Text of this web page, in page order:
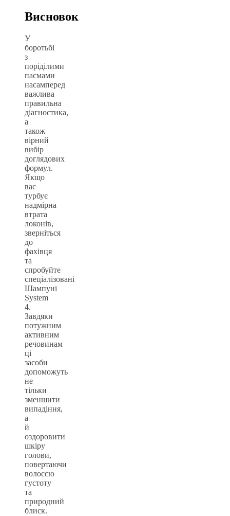
Висновок
У
боротьбі
з
поріділими
пасмами
насамперед
важлива
правильна
діагностика,
а
також
вірний
вибір
доглядових
формул.
Якщо
вас
турбує
надмірна
втрата
локонів,
зверніться
до
фахівця
та
спробуйте
спеціалізовані
Шампуні
System
4.
Завдяки
потужним
активним
речовинам
ці
засоби
допоможуть
не
тільки
зменшити
випадіння,
а
й
оздоровити
шкіру
голови,
повертаючи
волоссю
густоту
та
природний
блиск.